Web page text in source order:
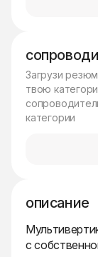
Загрузи
твою
категории
описание
с